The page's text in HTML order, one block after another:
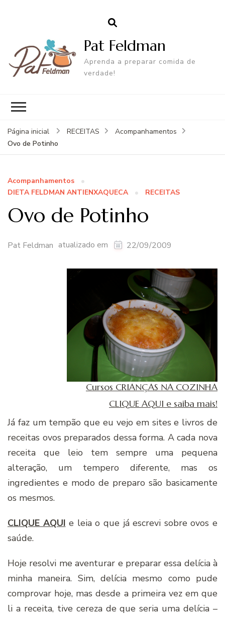
Pat Feldman
Aprenda a preparar comida de
verdade!
Página inicial RECEITAS
Acompanhamentos
Ovo de Potinho
Acompanhamentos
DIETA FELDMAN ANTIENXAQUECA
RECEITAS
Ovo de Potinho
Pat Feldman atualizado em 22/09/2009
Cursos CRIANÇAS NA COZINHA
CLIQUE AQUI e saiba mais!
Já faz um tempão que eu vejo em sites e livros de
receitas ovos preparados dessa forma. A cada nova
receita que leio tem sempre uma pequena
alteração, um tempero diferente, mas os
ingredientes e modo de preparo são basicamente
os mesmos.
CLIQUE AQUI e leia o que já escrevi sobre ovos e
saúde.
Hoje resolvi me aventurar e preparar essa delícia à
minha maneira. Sim, delícia mesmo como pude
comprovar hoje, mas desde a primeira vez em que
li a receita, tive cereza de que seria uma delícia –